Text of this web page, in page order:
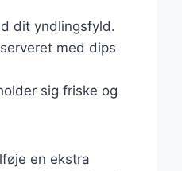
dit yndlingsfyld.
med dips
sig friske og
en ekstra